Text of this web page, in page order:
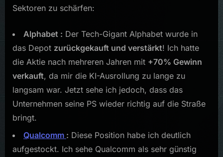
Sektoren zu schärfen:
Alphabet : Der Tech-Gigant Alphabet wurde in
das Depot zurückgekauft und verstärkt! Ich hatte
die Aktie nach mehreren Jahren mit +70% Gewinn
verkauft, da mir die KI-Ausrollung zu lange zu
langsam war. Jetzt sehe ich jedoch, dass das
Unternehmen seine PS wieder richtig auf die Straße
bringt.
Qualcomm : Diese Position habe ich deutlich
aufgestockt. Ich sehe Qualcomm als sehr günstig